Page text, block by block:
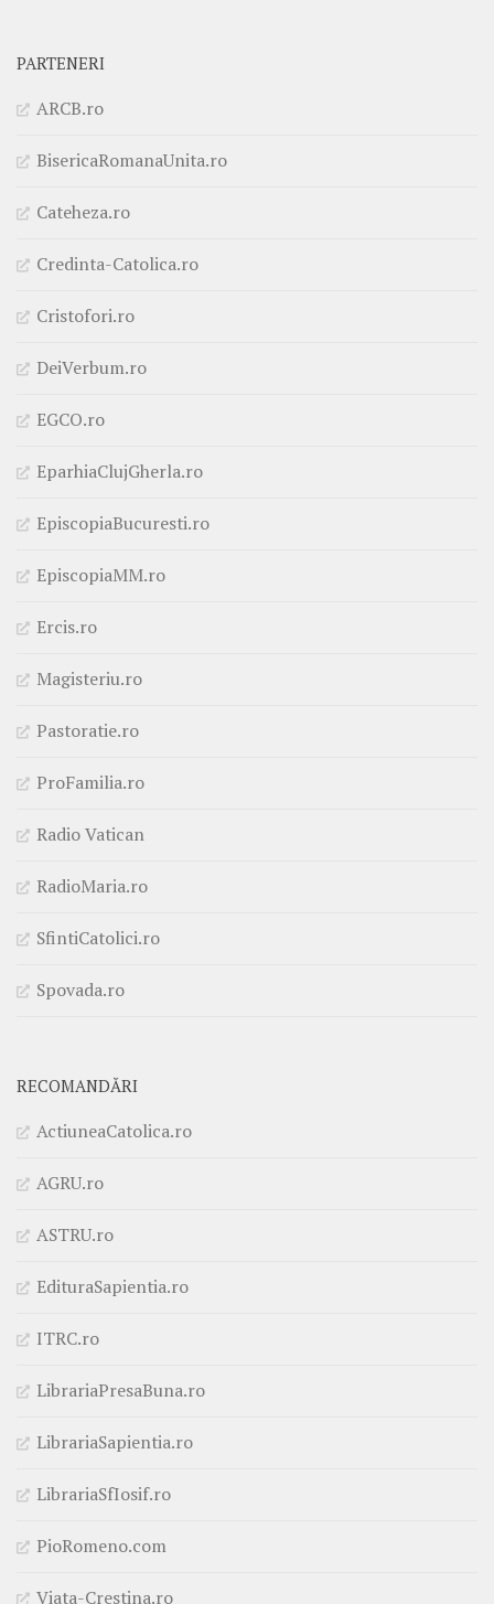
PARTENERI
ARCB.ro
BisericaRomanaUnita.ro
Cateheza.ro
Credinta-Catolica.ro
Cristofori.ro
DeiVerbum.ro
EGCO.ro
EparhiaClujGherla.ro
EpiscopiaBucuresti.ro
EpiscopiaMM.ro
Ercis.ro
Magisteriu.ro
Pastoratie.ro
ProFamilia.ro
Radio Vatican
RadioMaria.ro
SfintiCatolici.ro
Spovada.ro
RECOMANDĂRI
ActiuneaCatolica.ro
AGRU.ro
ASTRU.ro
EdituraSapientia.ro
ITRC.ro
LibrariaPresaBuna.ro
LibrariaSapientia.ro
LibrariaSfIosif.ro
PioRomeno.com
Viata-Crestina.ro